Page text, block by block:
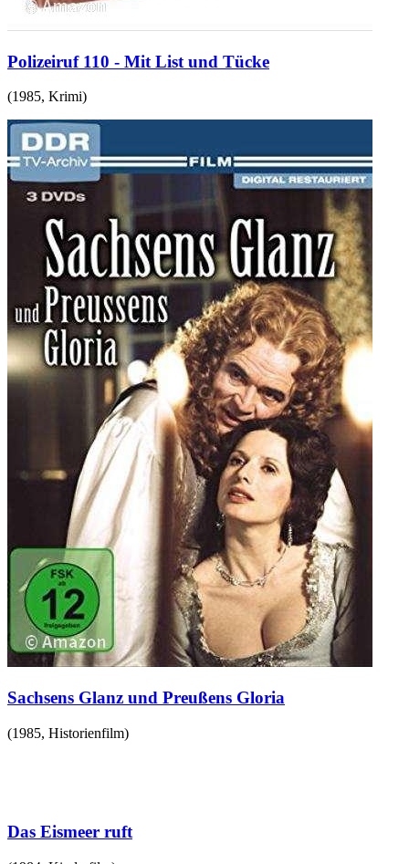
Polizeiruf 110 - Mit List und Tücke
(1985, Krimi)
Sachsens Glanz und Preußens Gloria
(1985, Historienfilm)
Das Eismeer ruft